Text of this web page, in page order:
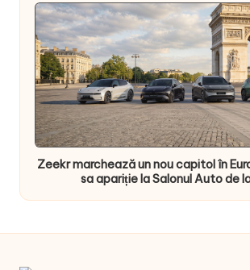
Zeekr marchează un nou capitol în
sa apariție la Salonul Auto de